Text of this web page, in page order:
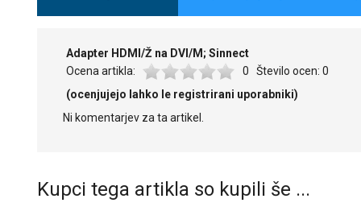
Adapter HDMI/Ž na DVI/M; Sinnect
Ocena artikla:
0 Število ocen: 0
(ocenjujejo lahko le registrirani uporabniki)
Ni komentarjev za ta artikel.
Kupci tega artikla so kupili še ...